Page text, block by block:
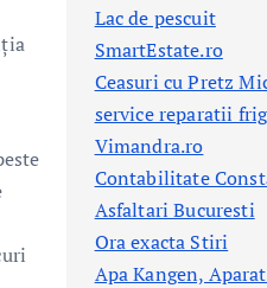
Lac de pescuit
SmartEstate.ro
Ceasuri cu Pretz
service reparatii
Vimandra.ro
Contabilitate
Asfaltari Bucuresti
Ora exacta Stiri
Apa Kangen,